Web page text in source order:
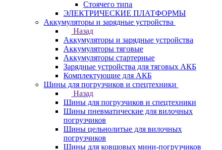
Стоячего типа
ЭЛЕКТРИЧЕСКИЕ ПЛАТФОРМЫ
Аккумуляторы и зарядные устройства
Назад
Аккумуляторы и зарядные устройства
Аккумуляторы тяговые
Аккумуляторы стартерные
Зарядные устройства для тяговых АКБ
Комплектующие для АКБ
Шины для погрузчиков и спецтехники
Назад
Шины для погрузчиков и спецтехники
Шины пневматические для вилочных
погрузчиков
Шины цельнолитые для вилочных
погрузчиков
Шины для ковшовых мини-погрузчиков